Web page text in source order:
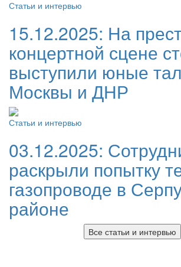
Статьи и интервью
15.12.2025: На
концертной сцене
выступили юные
Москвы и ДНР
Статьи и интервью
03.12.2025:
раскрыли попытку
газопроводе в
районе
Все статьи и интервью